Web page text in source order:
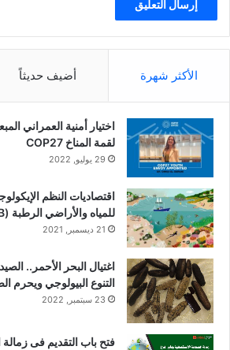
الأكثر شهرة أضيف حديثاً
اختيار أمنية العمراني
لقمة المناخ COP27
29 يوليو, 2022
اقتصاديات النظم
للمياه والأراضي الرطبة (TEEB)
21 ديسمبر, 2021
اغتيال البحر الأحمر..
التنوع البيولوجي ويحرم
23 سبتمبر, 2022
فتح باب التقديم فى زمالة